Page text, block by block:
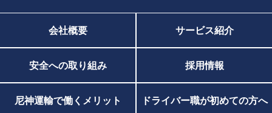
会社概要 サービス紹介
安全への取り組み 採用情報
尼神運輸で働くメリット ドライバー職が初めての方へ